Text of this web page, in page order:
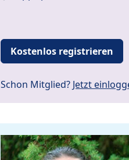
Kostenlos registrieren
Schon Mitglied? Jetzt